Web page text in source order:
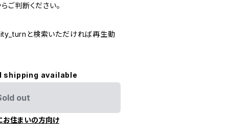
ご判断ください。
と検索いただければ再生動
shipping available
out
お住まいの方向け